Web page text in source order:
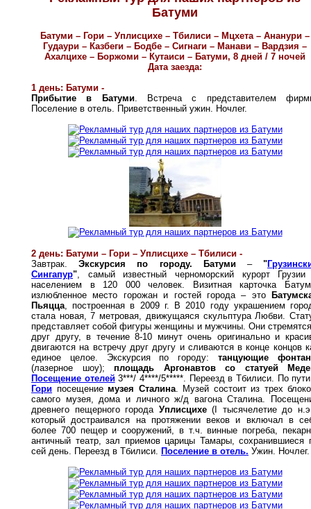
Батуми
Батуми – Гори – Уплисцихе – Тбилиси – Мцхета – Ананури –
Гудаури – Казбеги – Бодбе – Сигнаги – Манави – Вардзия –
Ахалцихе – Боржоми – Кутаиси – Батуми, 8 дней / 7 ночей
Дата заезда:
1 день: Батуми -
Прибытие в Батуми. Встреча с представителем
Поселение в отель. Приветственный ужин. Ночлег.
2 день: Батуми – Гори – Уплисцихе – Тбилиси -
Завтрак.Экскурсия по городу. Батуми–"
Сингапур", самый известный черноморский курорт
населением в 120 000 человек. Визитная карточка
излюбленное место горожан и гостей города – это
Пьяцца, построенная в 2009 г. В 2010 году украшением
стала новая, 7 метровая, движущаяся скульптура Любви.
представляет собой фигуры женщины и мужчины. Они
друг другу, в течение 8-10 минут очень оригинально и
двигаются на встречу друг другу и сливаются в конце концов
единое целое. Экскурсия по городу:танцующие
(лазерное шоу); площадь Аргонавтов со статуей
Посещение отелей3***/ 4****/5*****. Переезд в Тбилиси. По
Гори посещение музея Сталина. Музей состоит из трех
самого музея, дома и личного ж/д вагона Сталина.
древнего пещерного города Уплисцихе(I тысячелетие до
который достраивался на протяжении веков и включал в
более 700 пещер и сооружений, в т.ч. винные погреба,
античный театр, зал приемов царицы Тамары, сохранившиеся
сей день. Переезд в Тбилиси. Поселение в отель. Ужин. Ночлег.